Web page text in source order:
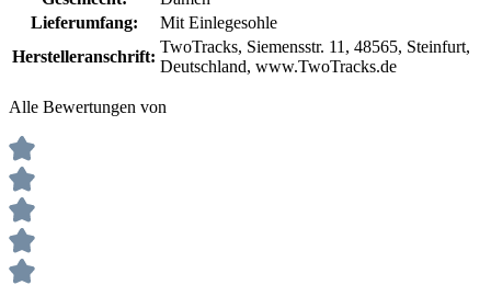
Lieferumfang:
Mit Einlegesohle
Herstelleranschrift:
TwoTracks, Siemensstr. 11, 48565, Steinfurt,
Deutschland, www.TwoTracks.de
Alle Bewertungen von